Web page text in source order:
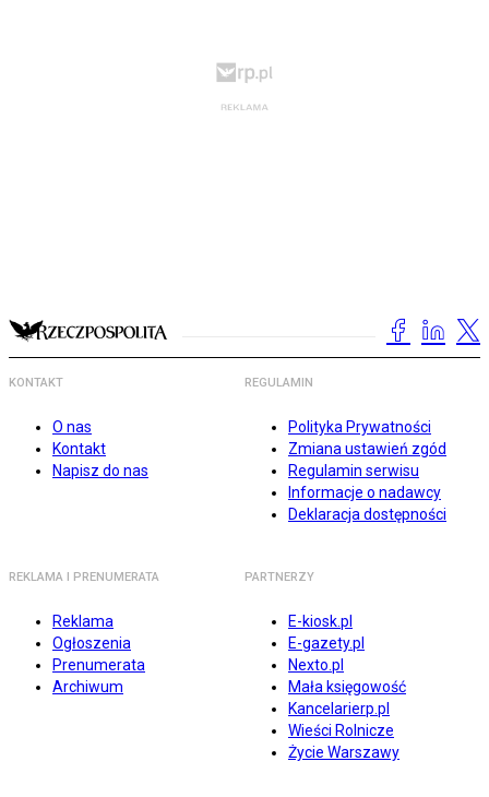
KONTAKT
O nas
Kontakt
Napisz do nas
REGULAMIN
Polityka Prywatności
Zmiana ustawień zgód
Regulamin serwisu
Informacje o nadawcy
Deklaracja dostępności
REKLAMA I PRENUMERATA
Reklama
Ogłoszenia
Prenumerata
Archiwum
PARTNERZY
E-kiosk.pl
E-gazety.pl
Nexto.pl
Mała księgowość
Kancelarierp.pl
Wieści Rolnicze
Życie Warszawy